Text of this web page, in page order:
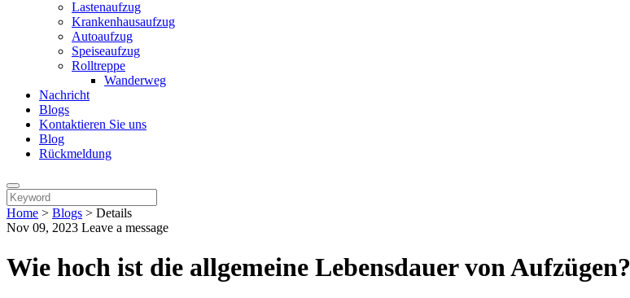
Lastenaufzug
Krankenhausaufzug
Autoaufzug
Speiseaufzug
Rolltreppe
Wanderweg
Nachricht
Blogs
Kontaktieren Sie uns
Blog
Rückmeldung
Home > Blogs > Details
Nov 09, 2023 Leave a message
Wie hoch ist die allgemeine Lebensdauer von Aufzügen?